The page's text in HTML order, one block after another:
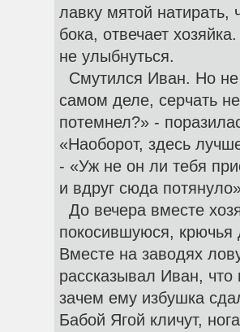
лавку мятой натирать,
бока, отвечает
не улыбнуться.
Смутился Иван. Но не
самом деле, серчать
потемнел?» -
«Наоборот, здесь
- «Уж не он ли тебя
и вдруг сюда
До вечера вместе
покосившуюся, крючья
Вместе на заводях
рассказывал Иван, что
зачем ему избушка
Бабой Ягой кличут,